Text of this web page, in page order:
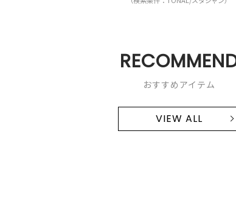
おすすめアイテム
VIEW ALL